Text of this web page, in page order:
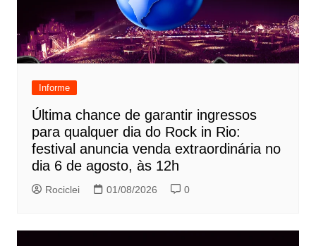
Informe
Última chance de garantir ingressos
para qualquer dia do Rock in Rio:
festival anuncia venda extraordinária no
dia 6 de agosto, às 12h
Rociclei 01/08/2026 0